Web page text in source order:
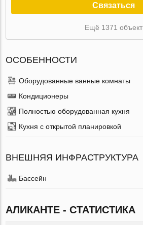
Связаться
Ещё 1371 объект
ОСОБЕННОСТИ
Оборудованные ванные комнаты
Кондиционеры
Полностью оборудованная кухня
Кухня с открытой планировкой
ВНЕШНЯЯ ИНФРАСТРУКТУРА
Бассейн
АЛИКАНТЕ - СТАТИСТИКА